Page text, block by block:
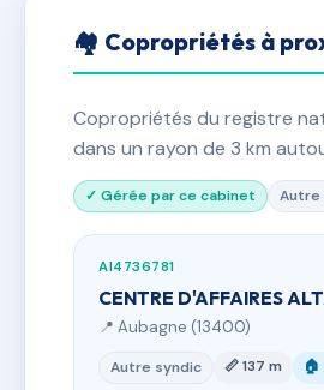
🏘 Copropriétés à
Copropriétés du registre
dans un rayon de 3 km
✓ Gérée par ce cabinet Autre
AI4736781
CENTRE D'AFFAIRES
📍 Aubagne (13400)
Autre syndic 📏 137 m